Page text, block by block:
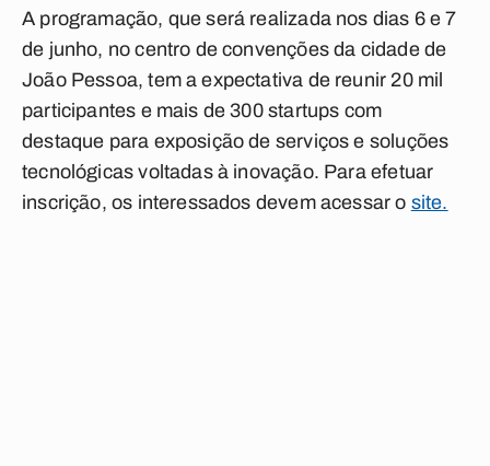
A programação, que será realizada nos dias 6 e 7
de junho, no centro de convenções da cidade de
João Pessoa, tem a expectativa de reunir 20 mil
participantes e mais de 300 startups com
destaque para exposição de serviços e soluções
tecnológicas voltadas à inovação. Para efetuar
inscrição, os interessados devem acessar o site.